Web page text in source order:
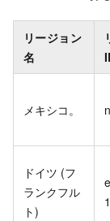
リージョン
名
メキシコ。
ドイツ (フ
ランクフル
ト)
1